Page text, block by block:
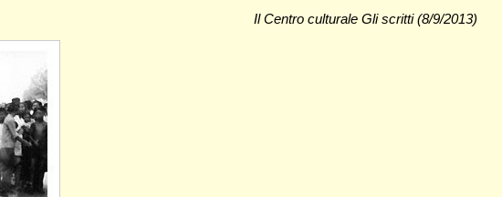
Il Centro culturale Gli scritti (8/9/2013)